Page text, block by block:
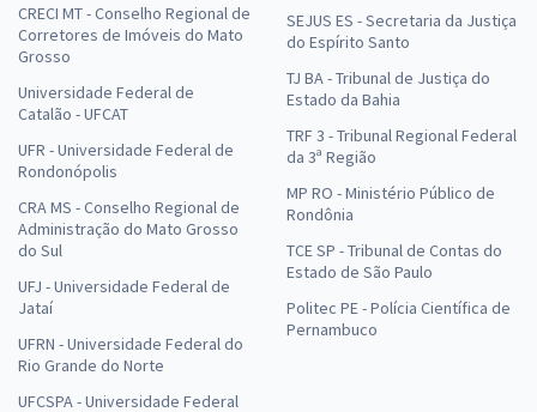
CRECI MT - Conselho Regional de
Corretores de Imóveis do Mato
Grosso
Universidade Federal de
Catalão - UFCAT
UFR - Universidade Federal de
Rondonópolis
CRA MS - Conselho Regional de
Administração do Mato Grosso
do Sul
UFJ - Universidade Federal de
Jataí
UFRN - Universidade Federal do
Rio Grande do Norte
UFCSPA - Universidade Federal
SEJUS ES - Secretaria da Justiça
do Espírito Santo
TJ BA - Tribunal de Justiça do
Estado da Bahia
TRF 3 - Tribunal Regional Federal
da 3ª Região
MP RO - Ministério Público de
Rondônia
TCE SP - Tribunal de Contas do
Estado de São Paulo
Politec PE - Polícia Científica de
Pernambuco